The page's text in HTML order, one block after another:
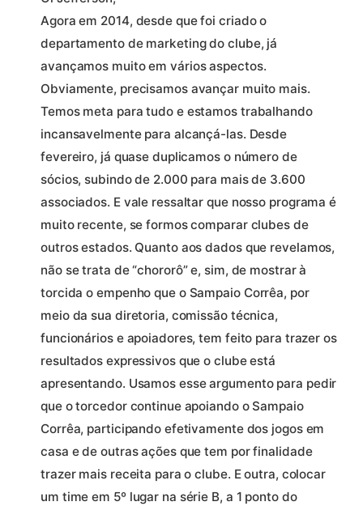
Agora em 2014, desde que foi criado o
departamento de marketing do clube, já
avançamos muito em vários aspectos.
Obviamente, precisamos avançar muito mais.
Temos meta para tudo e estamos trabalhando
incansavelmente para alcançá-las. Desde
fevereiro, já quase duplicamos o número de
sócios, subindo de 2.000 para mais de 3.600
associados. E vale ressaltar que nosso programa é
muito recente, se formos comparar clubes de
outros estados. Quanto aos dados que revelamos,
não se trata de “chororô” e, sim, de mostrar à
torcida o empenho que o Sampaio Corrêa, por
meio da sua diretoria, comissão técnica,
funcionários e apoiadores, tem feito para trazer os
resultados expressivos que o clube está
apresentando. Usamos esse argumento para pedir
que o torcedor continue apoiando o Sampaio
Corrêa, participando efetivamente dos jogos em
casa e de outras ações que tem por finalidade
trazer mais receita para o clube. E outra, colocar
um time em 5º lugar na série B, a 1 ponto do